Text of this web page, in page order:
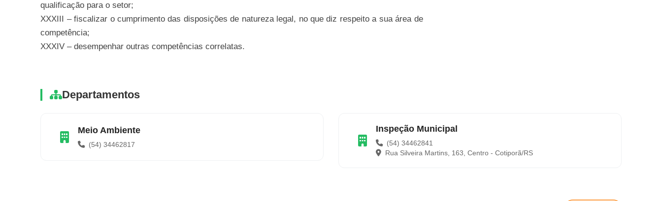
qualificação para o setor;
XXXIII – fiscalizar o cumprimento das disposições de natureza legal, no que diz respeito a sua área de
competência;
XXXIV – desempenhar outras competências correlatas.
Departamentos
Meio Ambiente
(54) 34462817
Inspeção Municipal
(54) 34462841
Rua Silveira Martins, 163, Centro - Cotiporã/RS